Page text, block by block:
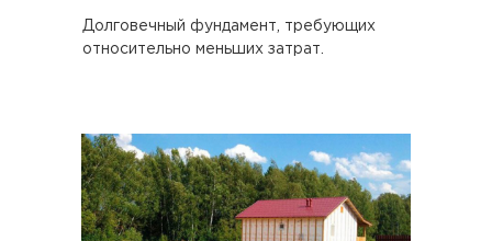
Долговечный фундамент, требующих
относительно меньших затрат.